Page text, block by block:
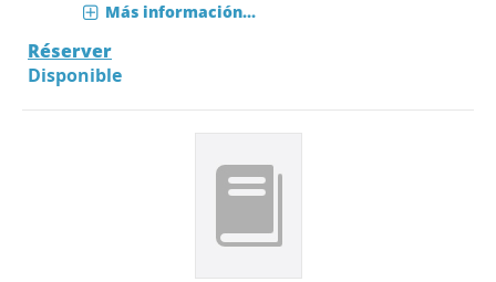
Más información...
Réserver
Disponible